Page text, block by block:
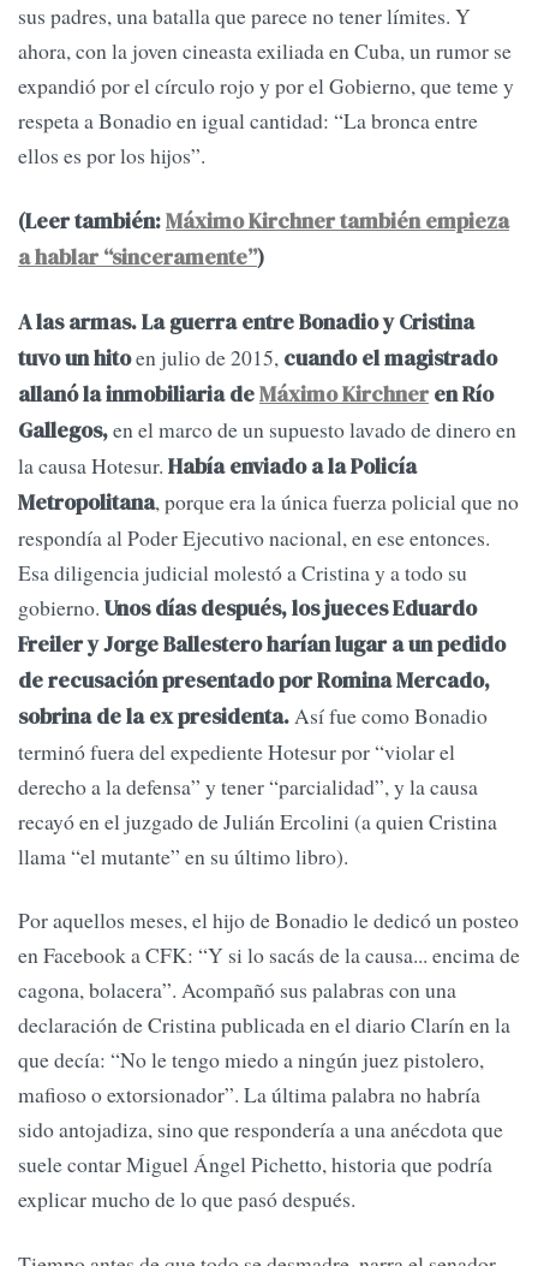
sus padres, una batalla que parece no tener límites. Y
ahora, con la joven cineasta exiliada en Cuba, un rumor se
expandió por el círculo rojo y por el Gobierno, que teme y
respeta a Bonadio en igual cantidad: “La bronca entre
ellos es por los hijos”.
(Leer también:Máximo Kirchner también empieza
a hablar “sinceramente”)
A las armas.La guerra entre Bonadio y Cristina
tuvo un hitoen julio de 2015, cuando el magistrado
allanó la inmobiliaria deMáximo Kirchner en Río
Gallegos,en el marco de un supuesto lavado de dinero en
la causa Hotesur. Había enviado a la Policía
Metropolitana, porque era la única fuerza policial que no
respondía al Poder Ejecutivo nacional, en ese entonces.
Esa diligencia judicial molestó a Cristina y a todo su
gobierno. Unos días después, los jueces Eduardo
Freiler y Jorge Ballestero harían lugar a un pedido
de recusación presentado por Romina Mercado,
sobrina de la ex presidenta.Así fue como Bonadio
terminó fuera del expediente Hotesur por “violar el
derecho a la defensa” y tener “parcialidad”, y la causa
recayó en el juzgado de Julián Ercolini (a quien Cristina
llama “el mutante” en su último libro).
Por aquellos meses, el hijo de Bonadio le dedicó un posteo
en Facebook a CFK: “Y si lo sacás de la causa... encima de
cagona, bolacera”. Acompañó sus palabras con una
declaración de Cristina publicada en el diario Clarín en la
que decía: “No le tengo miedo a ningún juez pistolero,
mafioso o extorsionador”. La última palabra no habría
sido antojadiza, sino que respondería a una anécdota que
suele contar Miguel Ángel Pichetto, historia que podría
explicar mucho de lo que pasó después.